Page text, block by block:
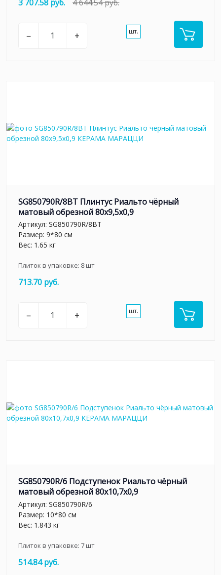
3 707.58 руб. 4 644.54 руб.
– + шт.
SG850790R/8BT Плинтус Риальто чёрный
матовый обрезной 80x9,5x0,9
Артикул: SG850790R/8BT
Размер: 9*80 см
Вес: 1.65 кг
Плиток в упаковке: 8шт
713.70 руб.
– + шт.
SG850790R/6 Подступенок Риальто чёрный
матовый обрезной 80x10,7x0,9
Артикул: SG850790R/6
Размер: 10*80 см
Вес: 1.843 кг
Плиток в упаковке: 7шт
514.84 руб.